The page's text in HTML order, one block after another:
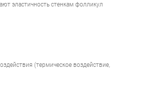
эластичность стенкам фолликул
(термическое воздействие,